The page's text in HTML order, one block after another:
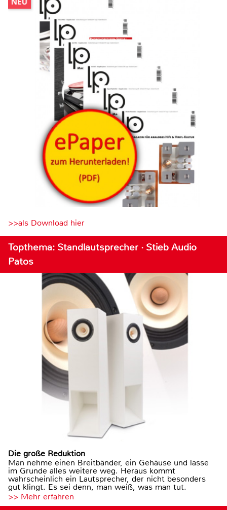
>>als Download hier
Topthema: Standlautsprecher · Stieb Audio
Patos
Die große Reduktion
Man nehme einen Breitbänder, ein Gehäuse und lasse
im Grunde alles weitere weg. Heraus kommt
wahrscheinlich ein Lautsprecher, der nicht besonders
gut klingt. Es sei denn, man weiß, was man tut.
>> Mehr erfahren